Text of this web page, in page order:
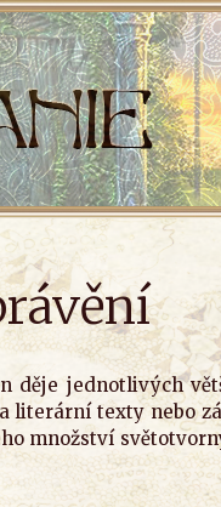
děje jednotlivých
literární texty nebo
množství